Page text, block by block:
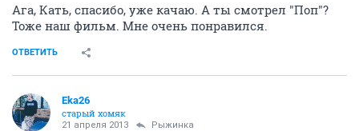
Ага, Кать, спасибо, уже качаю. А ты смотрел "Поп"?
Тоже наш фильм. Мне очень понравился.
ОТВЕТИТЬ
Eka26
старый хомяк
21 апреля 2013 Рыжинка